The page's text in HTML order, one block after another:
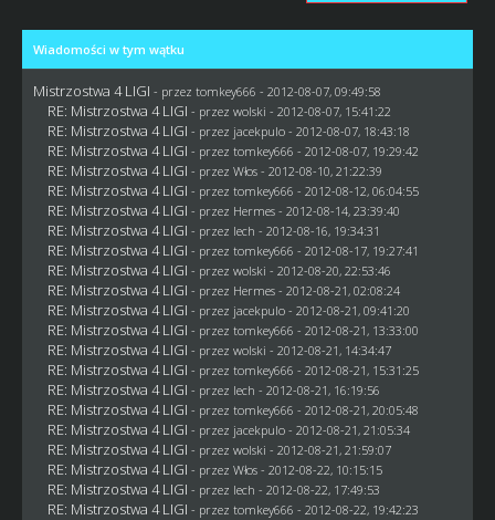
Wiadomości w tym wątku
Mistrzostwa 4 LIGI - przez tomkey666 - 2012-08-07, 09:49:58
RE: Mistrzostwa 4 LIGI - przez wolski - 2012-08-07, 15:41:22
RE: Mistrzostwa 4 LIGI - przez jacekpulo- 2012-08-07, 18:43:18
RE: Mistrzostwa 4 LIGI - przez tomkey666 - 2012-08-07, 19:29:42
RE: Mistrzostwa 4 LIGI - przez Włos- 2012-08-10, 21:22:39
RE: Mistrzostwa 4 LIGI - przez tomkey666 - 2012-08-12, 06:04:55
RE: Mistrzostwa 4 LIGI - przez Hermes- 2012-08-14, 23:39:40
RE: Mistrzostwa 4 LIGI - przez lech - 2012-08-16, 19:34:31
RE: Mistrzostwa 4 LIGI - przez tomkey666 - 2012-08-17, 19:27:41
RE: Mistrzostwa 4 LIGI - przez wolski - 2012-08-20, 22:53:46
RE: Mistrzostwa 4 LIGI - przez Hermes- 2012-08-21, 02:08:24
RE: Mistrzostwa 4 LIGI - przez jacekpulo- 2012-08-21, 09:41:20
RE: Mistrzostwa 4 LIGI - przez tomkey666 - 2012-08-21, 13:33:00
RE: Mistrzostwa 4 LIGI - przez wolski - 2012-08-21, 14:34:47
RE: Mistrzostwa 4 LIGI - przez tomkey666 - 2012-08-21, 15:31:25
RE: Mistrzostwa 4 LIGI - przez lech - 2012-08-21, 16:19:56
RE: Mistrzostwa 4 LIGI - przez tomkey666 - 2012-08-21, 20:05:48
RE: Mistrzostwa 4 LIGI - przez jacekpulo- 2012-08-21, 21:05:34
RE: Mistrzostwa 4 LIGI - przez wolski - 2012-08-21, 21:59:07
RE: Mistrzostwa 4 LIGI - przez Włos- 2012-08-22, 10:15:15
RE: Mistrzostwa 4 LIGI - przez lech - 2012-08-22, 17:49:53
RE: Mistrzostwa 4 LIGI - przez tomkey666 - 2012-08-22, 19:42:23